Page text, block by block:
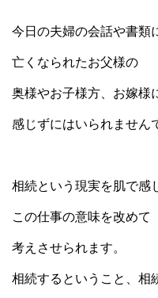
今日の夫婦の会話や書類
亡くなられたお父様の
奥様やお子様方、お嫁様
感じずにはいられません
相続という現実を肌で感
この仕事の意味を改めて
考えさせられます。
相続するということ、相